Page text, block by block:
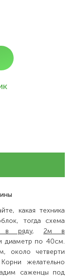
какая техника
тогда схема
в ряду, 2м в
диаметр по 40см.
около четверти
желательно
саженцы под